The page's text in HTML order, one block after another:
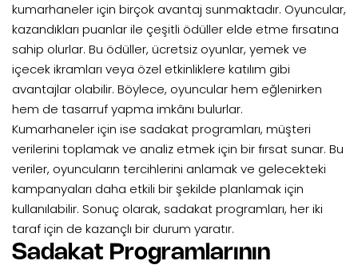
kumarhaneler için birçok avantaj sunmaktadır. Oyuncular,
kazandıkları puanlar ile çeşitli ödüller elde etme fırsatına
sahip olurlar. Bu ödüller, ücretsiz oyunlar, yemek ve
içecek ikramları veya özel etkinliklere katılım gibi
avantajlar olabilir. Böylece, oyuncular hem eğlenirken
hem de tasarruf yapma imkânı bulurlar.
Kumarhaneler için ise sadakat programları, müşteri
verilerini toplamak ve analiz etmek için bir fırsat sunar. Bu
veriler, oyuncuların tercihlerini anlamak ve gelecekteki
kampanyaları daha etkili bir şekilde planlamak için
kullanılabilir. Sonuç olarak, sadakat programları, her iki
taraf için de kazançlı bir durum yaratır.
Sadakat Programlarının